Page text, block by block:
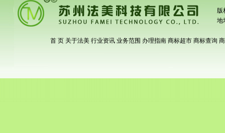
版
地
首 页 关于法美 行业资讯 业务范围 办理指南 商标超市 商标查询